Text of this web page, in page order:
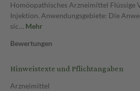
Homöopathisches Arzneimittel Flüssige
Injektion. Anwendungsgebiete: Die
sic… Mehr
Bewertungen
Hinweistexte und Pflichtangaben
Arzneimittel